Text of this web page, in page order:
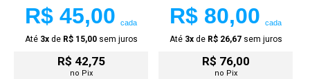
R$ 45,00 cada
Até 3xde R$ 15,00sem juros
R$ 42,75
no Pix
R$ 80,00 cada
Até 3xde R$ 26,67sem juros
R$ 76,00
no Pix